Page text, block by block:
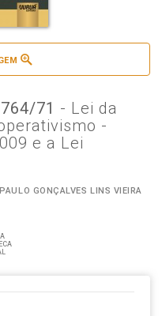
71 - Lei da
-
e a Lei
GONÇALVES LINS VIEIRA